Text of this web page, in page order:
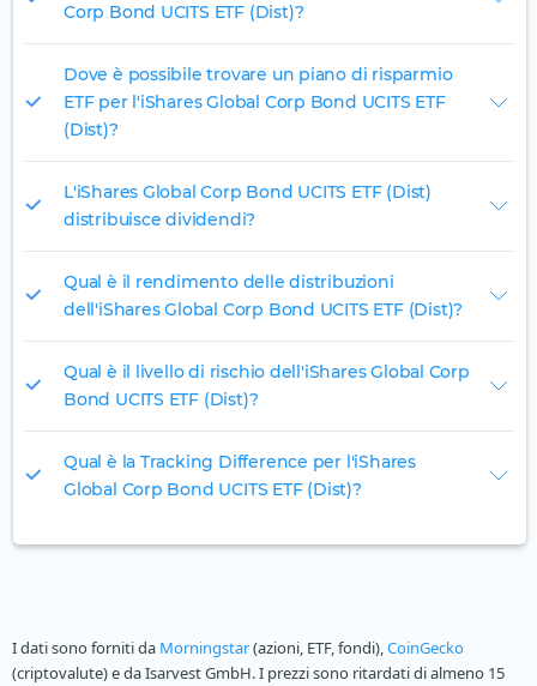
Corp Bond UCITS ETF (Dist)?
Dove è possibile trovare un piano di risparmio
ETF per l'iShares Global Corp Bond UCITS ETF
(Dist)?
L'iShares Global Corp Bond UCITS ETF (Dist)
distribuisce dividendi?
Qual è il rendimento delle distribuzioni
dell'iShares Global Corp Bond UCITS ETF (Dist)?
Qual è il livello di rischio dell'iShares Global Corp
Bond UCITS ETF (Dist)?
Qual è la Tracking Difference per l'iShares
Global Corp Bond UCITS ETF (Dist)?
I dati sono forniti da Morningstar(azioni, ETF, fondi),CoinGecko
(criptovalute) e da Isarvest GmbH. I prezzi sono ritardati di almeno 15